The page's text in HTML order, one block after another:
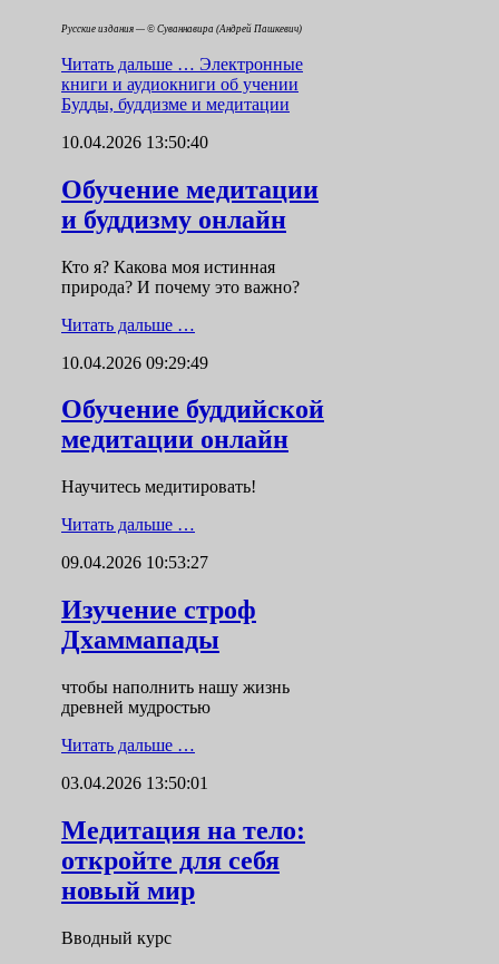
Русские издания — © Суваннавира (Андрей Пашкевич)
Читать дальше … Электронные
книги и аудиокниги об учении
Будды, буддизме и медитации
10.04.2026 13:50:40
Обучение медитации
и буддизму онлайн
Кто я? Какова моя истинная
природа? И почему это важно?
Читать дальше …
10.04.2026 09:29:49
Обучение буддийской
медитации онлайн
Научитесь медитировать!
Читать дальше …
09.04.2026 10:53:27
Изучение строф
Дхаммапады
чтобы наполнить нашу жизнь
древней мудростью
Читать дальше …
03.04.2026 13:50:01
Медитация на тело:
откройте для себя
новый мир
Вводный курс